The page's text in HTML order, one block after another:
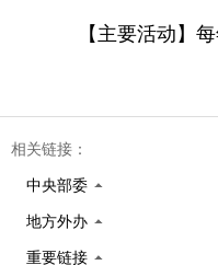
【主要活动】
相关链接：
中央部委
地方外办
重要链接